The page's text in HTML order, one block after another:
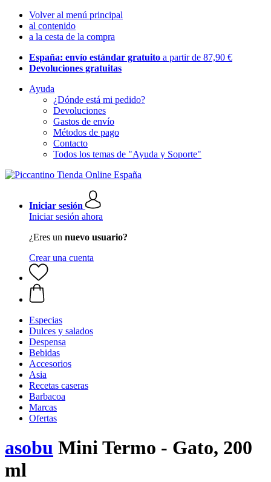
Volver al menú principal
al contenido
a la cesta de la compra
España: envío estándar gratuito a partir de 87,90 €
Devoluciones gratuitas
Ayuda
¿Dónde está mi pedido?
Devoluciones
Gastos de envío
Métodos de pago
Contacto
Todos los temas de "Ayuda y Soporte"
Iniciar sesión
Iniciar sesión ahora
¿Eres un nuevo usuario?
Crear una cuenta
Especias
Dulces y salados
Despensa
Bebidas
Accesorios
Asia
Recetas caseras
Barbacoa
Marcas
Ofertas
asobu Mini Termo - Gato, 200
ml